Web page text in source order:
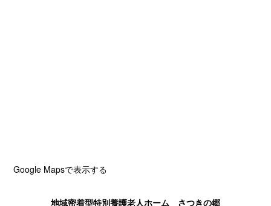
Google Mapsで表示する
地域密着型特別養護老人ホーム さつきの郷